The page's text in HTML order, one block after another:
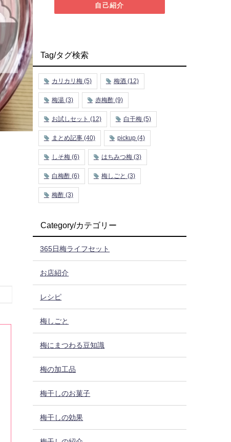
自己紹介
Tag/タグ検索
カリカリ梅(5) 梅酒 (12)
梅湯(3) 赤梅酢(9)
お試しセット (12) 白干梅(5)
まとめ記事(40) pickup(4)
しそ梅(6) はちみつ梅(3)
白梅酢(6) 梅しごと (3)
梅酢(3)
Category/カテゴリー
365日梅ライフセット
お店紹介
レシピ
梅しごと
梅にまつわる豆知識
梅の加工品
梅干しのお菓子
梅干しの効果